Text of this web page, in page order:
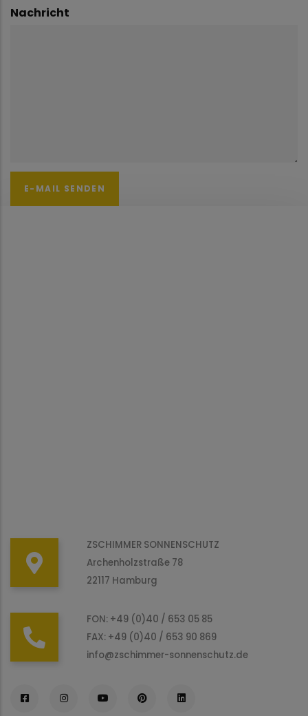
Nachricht
ZSCHIMMER SONNENSCHUTZ
Archenholzstraße 78
22117 Hamburg
FON: +49 (0)40 / 653 05 85
FAX: +49 (0)40 / 653 90 869
info@zschimmer-sonnenschutz.de